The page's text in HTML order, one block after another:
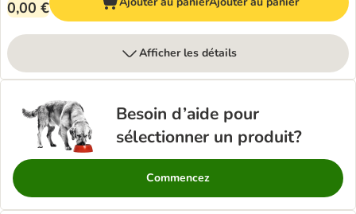
0,00 €
Afficher les détails
Besoin d’aide pour
sélectionner un produit?
Commencez